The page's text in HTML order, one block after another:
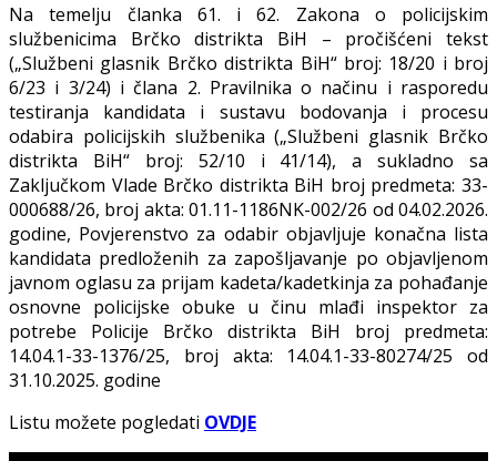
Na temelju članka 61. i 62. Zakona o policijskim
službenicima Brčko distrikta BiH – pročišćeni tekst
(„Službeni glasnik Brčko distrikta BiH“ broj: 18/20 i broj
6/23 i 3/24) i člana 2. Pravilnika o načinu i rasporedu
testiranja kandidata i sustavu bodovanja i procesu
odabira policijskih službenika („Službeni glasnik Brčko
distrikta BiH“ broj: 52/10 i 41/14), a sukladno sa
Zaključkom Vlade Brčko distrikta BiH broj predmeta: 33-
000688/26, broj akta: 01.11-1186NK-002/26 od 04.02.2026.
godine, Povjerenstvo za odabir objavljuje konačna lista
kandidata predloženih za zapošljavanje po objavljenom
javnom oglasu za prijam kadeta/kadetkinja za pohađanje
osnovne policijske obuke u činu mlađi inspektor za
potrebe Policije Brčko distrikta BiH broj predmeta:
14.04.1-33-1376/25, broj akta: 14.04.1-33-80274/25 od
31.10.2025. godine
Listu možete pogledati OVDJE